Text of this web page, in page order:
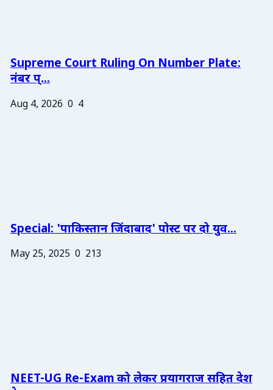
Supreme Court Ruling On Number Plate:
नंबर प्...
Aug 4, 2026 0 4
Special: 'पाकिस्तान जिंदाबाद' पोस्ट पर दो युव...
May 25, 2025 0 213
NEET-UG Re-Exam को लेकर प्रयागराज सहित देश